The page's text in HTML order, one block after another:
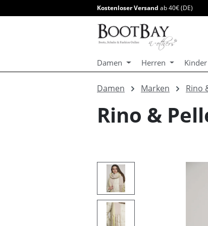
Zur Hauptnavigation springen
Kostenloser Versand ab 40€ (DE)
Damen Herren Kinder
Damen Marken Rino
Rino &
Bildergalerie überspringen